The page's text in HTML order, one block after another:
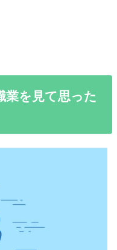
業を見て思った